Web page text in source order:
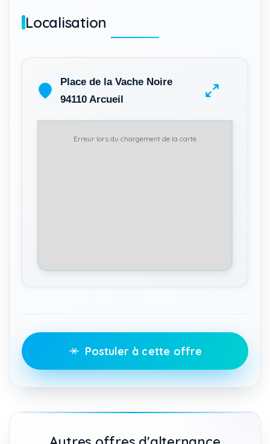
Localisation
Place de la Vache Noire
94110 Arcueil
Erreur lors du chargement de la carte
Postuler à cette offre